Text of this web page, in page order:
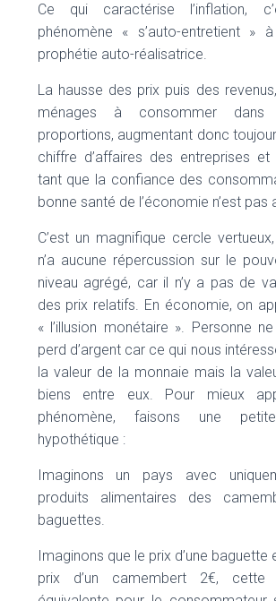
Ce qui caractérise l’inflation,
phénomène « s’auto-entretient » à
prophétie auto-réalisatrice.
La hausse des prix puis des
ménages à consommer
proportions, augmentant donc
chiffre d’affaires des entreprises
tant que la confiance des
bonne santé de l’économie n’est pas
C’est un magnifique cercle
n’a aucune répercussion sur le
niveau agrégé, car il n’y a pas de
des prix relatifs. En économie, on
« l’illusion monétaire ». Personne
perd d’argent car ce qui nous
la valeur de la monnaie mais la
biens entre eux. Pour mieux
phénomène, faisons une
hypothétique :
Imaginons un pays avec
produits alimentaires des
baguettes.
Imaginons que le prix d’une baguette
prix d’un camembert 2€, cette